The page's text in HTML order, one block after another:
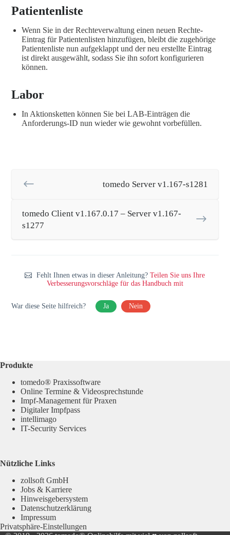
Patientenliste
Wenn Sie in der Rechteverwaltung einen neuen Rechte-
Eintrag für Patientenlisten hinzufügen, bleibt die zugehörige
Patientenliste nun aufgeklappt und der neu erstellte Eintrag
ist direkt ausgewählt, sodass Sie ihn sofort konfigurieren
können.
Labor
In Aktionsketten können Sie bei LAB-Einträgen die
Anforderungs-ID nun wieder wie gewohnt vorbefüllen.
tomedo Server v1.167-s1281
tomedo Client v1.167.0.17 – Server v1.167-
s1277
Fehlt Ihnen etwas in dieser Anleitung?Teilen Sie uns Ihre
Verbesserungsvorschläge für das Handbuch mit
War diese Seite hilfreich? Ja Nein
Produkte
tomedo® Praxissoftware
Online Termine & Videosprechstunde
Impf-Management für Praxen
Digitaler Impfpass
intellimago
IT-Security Services
Nützliche Links
zollsoft GmbH
Jobs & Karriere
Hinweisgebersystem
Datenschutzerklärung
Impressum
Privatsphäre-Einstellungen